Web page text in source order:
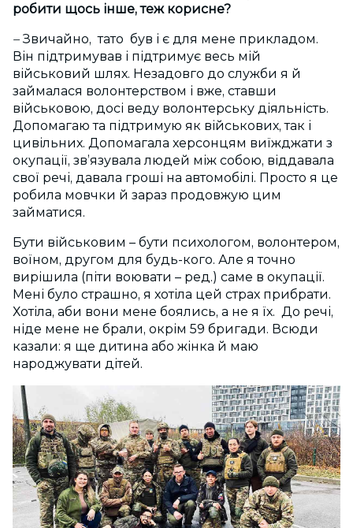
робити щось інше, теж корисне?
– Звичайно, тато був і є для мене прикладом.
Він підтримував і підтримує весь мій
військовий шлях. Незадовго до служби я й
займалася волонтерством і вже, ставши
військовою, досі веду волонтерську діяльність.
Допомагаю та підтримую як військових, так і
цивільних. Допомагала херсонцям виїжджати з
окупації, звʼязувала людей між собою, віддавала
свої речі, давала гроші на автомобілі. Просто я це
робила мовчки й зараз продовжую цим
займатися.
Бути військовим – бути психологом, волонтером,
воїном, другом для будь-кого. Але я точно
вирішила (піти воювати – ред.) саме в окупації.
Мені було страшно, я хотіла цей страх прибрати.
Хотіла, аби вони мене боялись, а не я їх. До речі,
ніде мене не брали, окрім 59 бригади. Всюди
казали: я ще дитина або жінка й маю
народжувати дітей.